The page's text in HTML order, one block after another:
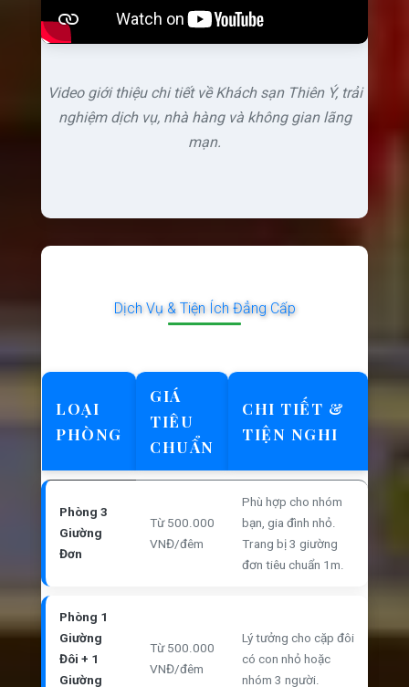
Video giới thiệu chi tiết về Khách sạn Thiên Ý, trải
nghiệm dịch vụ, nhà hàng và không gian lãng
mạn.
Dịch Vụ & Tiện Ích Đẳng Cấp
LOẠI
PHÒNG
GIÁ
TIÊU
CHUẨN
CHI TIẾT &
TIỆN NGHI
Phòng 3
Giường
Đơn
Từ 500.000
VNĐ/đêm
Phù hợp cho nhóm
bạn, gia đình nhỏ.
Trang bị 3 giường
đơn tiêu chuẩn 1m.
Phòng 1
Giường
Đôi + 1
Giường
Từ 500.000
VNĐ/đêm
Lý tưởng cho cặp đôi
có con nhỏ hoặc
nhóm 3 người.